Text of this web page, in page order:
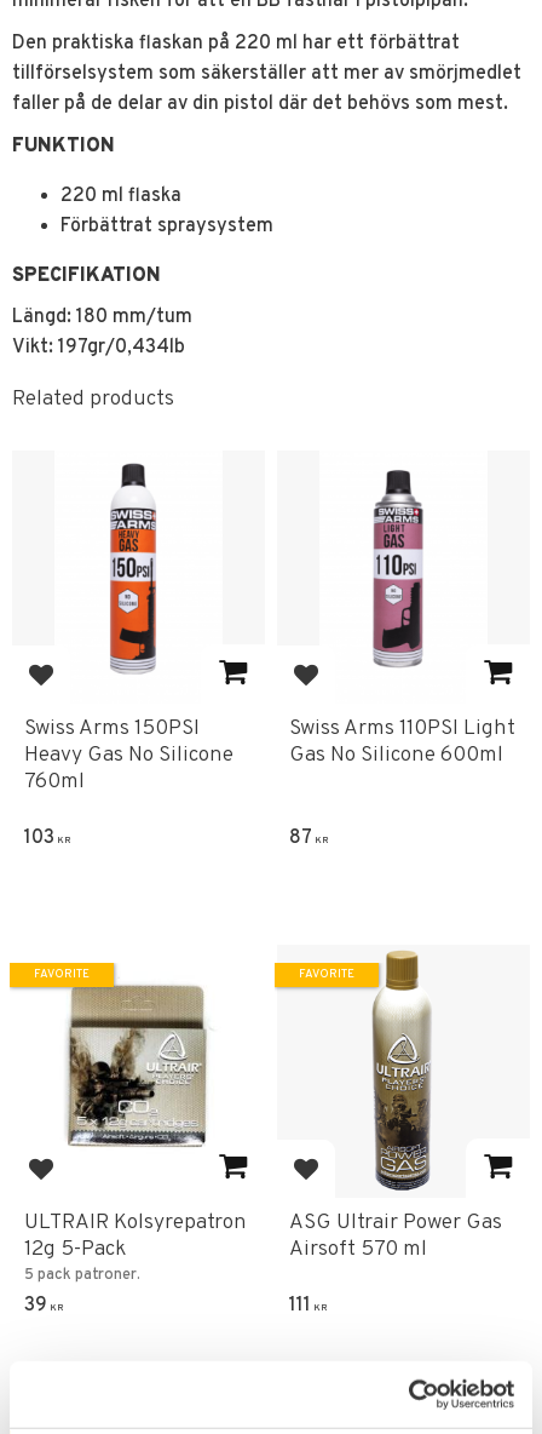
Den praktiska flaskan på 220 ml har ett förbättrat
tillförselsystem som säkerställer att mer av smörjmedlet
faller på de delar av din pistol där det behövs som mest.
FUNKTION
220 ml flaska
Förbättrat spraysystem
SPECIFIKATION
Längd: 180 mm/tum
Vikt: 197gr/0,434lb
Related products
Add to favorites
Swiss Arms 150PSI
Heavy Gas No Silicone
760ml
103 KR
Add to favorites
Swiss Arms 110PSI Light
Gas No Silicone 600ml
87 KR
Add to favorites
ULTRAIR Kolsyrepatron
12g 5-Pack
5 pack patroner.
39 KR
FAVORITE
Add to favorites
ASG Ultrair Power Gas
Airsoft 570 ml
111 KR
FAVORITE